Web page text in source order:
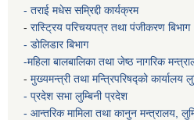
- तराई मधेस सम्रिद्दी कार्यक्रम
- रास्ट्रिय परिचयपत्र तथा पंजीकरण बिभाग
- डोलिडार बिभाग
-महिला बालबालिका तथा जेष्ठ नागरिक
- मुख्यमन्त्री तथा मन्त्रिपरिषद्को कार्यालय
- प्रदेश सभा लुम्बिनी प्रदेश
- आन्तरिक मामिला तथा कानुन मन्त्रालय,